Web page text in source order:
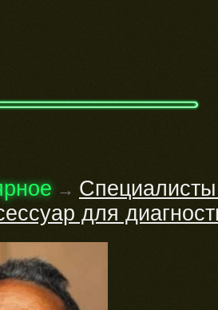
→ Специалисты
для